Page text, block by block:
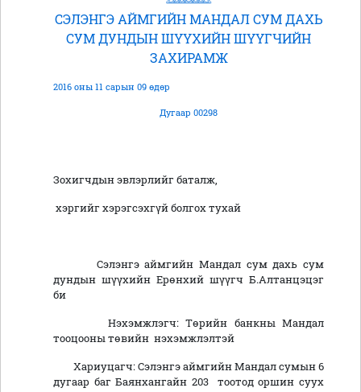
СЭЛЭНГЭ АЙМГИЙН МАНДАЛ СУМ ДАХЬ
СУМ ДУНДЫН ШҮҮХИЙН ШҮҮГЧИЙН
ЗАХИРАМЖ
2016 оны 11 сарын 09 өдөр
Дугаар 00298
Зохигчдын эвлэрлийг баталж,
хэргийг хэрэгсэхгүй болгох тухай
Сэлэнгэ аймгийн Мандал сум дахь сум
дундын шүүхийн Ерөнхий шүүгч Б.Алтанцэцэг
би
Нэхэмжлэгч: Төрийн банкны Мандал
тооцооны төвийн нэхэмжлэлтэй
Хариуцагч: Сэлэнгэ аймгийн Мандал сумын 6
дугаар баг Баянхангайн 203 тоотод оршин суух